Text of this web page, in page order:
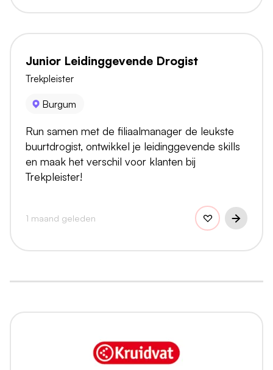
Junior Leidinggevende Drogist
Trekpleister
Burgum
Run samen met de filiaalmanager de leukste
buurtdrogist, ontwikkel je leidinggevende skills
en maak het verschil voor klanten bij
Trekpleister!
1 maand geleden